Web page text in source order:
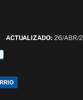
ACTUALIZADO:26/ABR/